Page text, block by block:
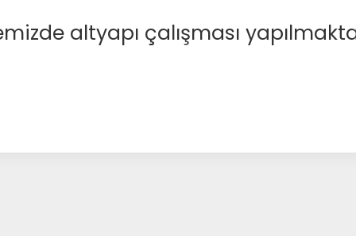
altyapı çalışması